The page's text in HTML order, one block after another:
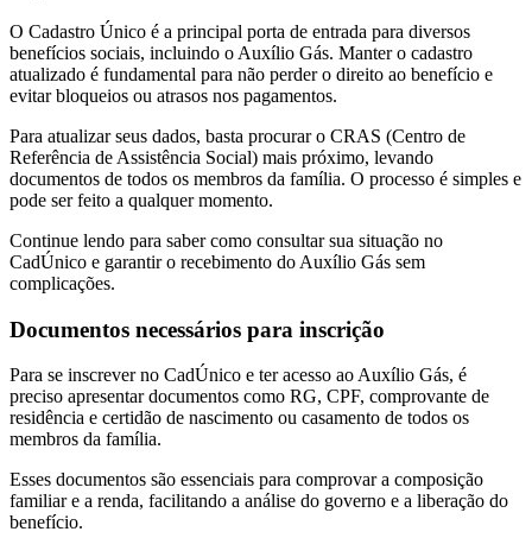
O Cadastro Único é a principal porta de entrada para diversos
benefícios sociais, incluindo o Auxílio Gás. Manter o cadastro
atualizado é fundamental para não perder o direito ao benefício e
evitar bloqueios ou atrasos nos pagamentos.
Para atualizar seus dados, basta procurar o CRAS (Centro de
Referência de Assistência Social) mais próximo, levando
documentos de todos os membros da família. O processo é simples e
pode ser feito a qualquer momento.
Continue lendo para saber como consultar sua situação no
CadÚnico e garantir o recebimento do Auxílio Gás sem
complicações.
Documentos necessários para inscrição
Para se inscrever no CadÚnico e ter acesso ao Auxílio Gás, é
preciso apresentar documentos como RG, CPF, comprovante de
residência e certidão de nascimento ou casamento de todos os
membros da família.
Esses documentos são essenciais para comprovar a composição
familiar e a renda, facilitando a análise do governo e a liberação do
benefício.